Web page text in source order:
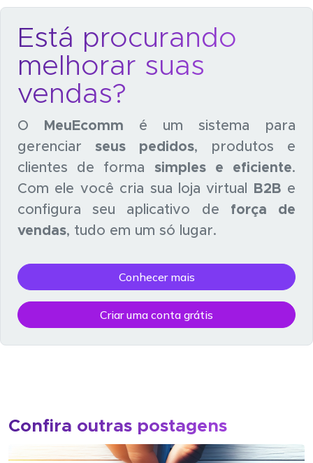
Está procurando
melhorar suas
vendas?
O MeuEcomm é um sistema para
gerenciar seus pedidos, produtos e
clientes de forma simples e eficiente.
Com ele você cria sua loja virtual
B2B e
configura seu aplicativo de força de
vendas, tudo em um só lugar.
Conhecer mais
Criar uma conta grátis
Confira outras postagens